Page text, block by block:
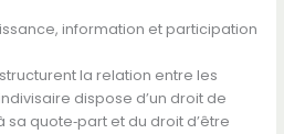
information et participation
la relation entre les
dispose d’un droit de
quote‑part et du droit d’être